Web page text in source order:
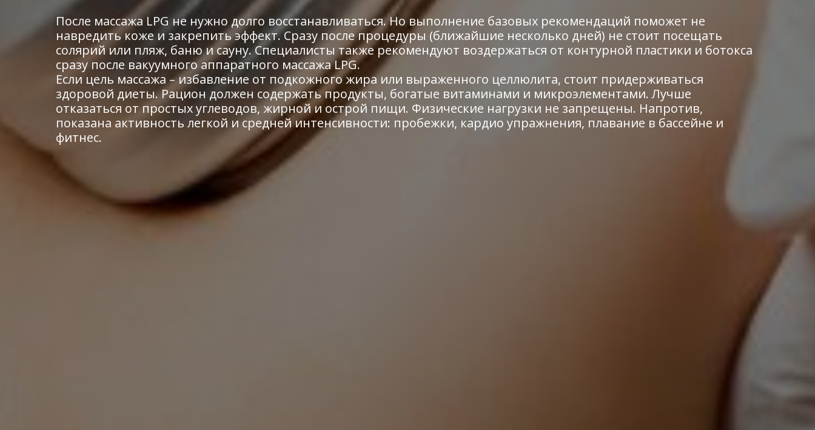
После массажа LPG не нужно долго восстанавливаться. Но выполнение базовых рекомендаций поможет не
навредить коже и закрепить эффект. Сразу после процедуры (ближайшие несколько дней) не стоит посещать
солярий или пляж, баню и сауну. Специалисты также рекомендуют воздержаться от контурной пластики и ботокса
сразу после вакуумного аппаратного массажа LPG.
Если цель массажа – избавление от подкожного жира или выраженного целлюлита, стоит придерживаться
здоровой диеты. Рацион должен содержать продукты, богатые витаминами и микроэлементами. Лучше
отказаться от простых углеводов, жирной и острой пищи. Физические нагрузки не запрещены. Напротив,
показана активность легкой и средней интенсивности: пробежки, кардио упражнения, плавание в бассейне и
фитнес.